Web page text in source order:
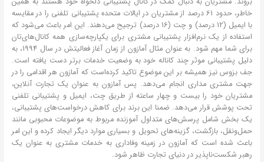
خاطر، حدود 61 درصد از مشتریان در ایالات متحده پشتیبانی تلفنی را در مقایسه
با ایمیل (12 درصد) و چت (16 درصد) ترجیح می‌دهند. این امر باعث می‌شود که
استفاده از یک نرم‌افزار پشتیبانی مشتری برای یکپارچه‌سازی همه کانال‌های‌تان
برای شما مهم‌ شود. به عنوان مثال آمازون از زمان آغاز فعالیتش در سال 1994، به
دلیل پشتیبانی موثر چند کاناله خود به وضعیت خدمات برتر دست یافته است.
جف بزوس نیز همیشه بر این موضوع تاکید کرده‌است که آمازون هر اقدامی را در
جهت مشتری‌ مداری انجام می‌دهد. پس آمازون به عنوان یک تجارت آنلاین،
مشتریان خود را بیست و چهار ساعته از طریق چت، ایمیل و پشتیبانی تلفنی
تحت پوشش قرار می‌دهد. ضمنا این برند برای کاهش درخواست‌های پشتیبانی،
یک بخش شامل پرسش‌های متداول آموزنده مربوط به موضوعات محبوبی مانند
حمل‌ونقل، بازگشت، گزینه‌های تحویل و بسیاری موارد دیگر ایجاد کرده و این امر
باعث شده است که آمازون در زمینه وفاداری به خدمات مشتری به عنوان یک
رهبر شکست‌ناپذیر در دنیای تجارت ظاهر شود.